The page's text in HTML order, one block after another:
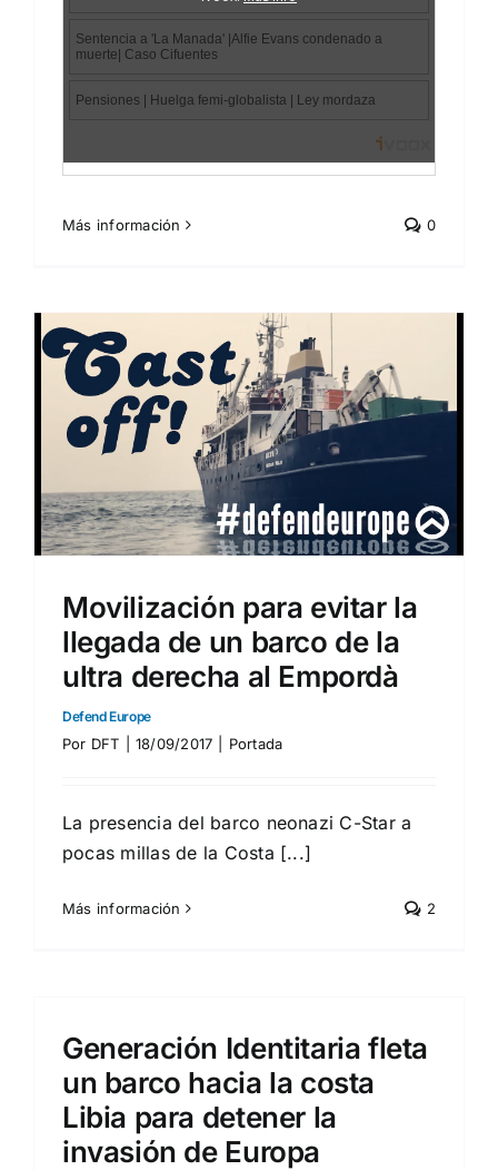
Más información 0
Movilización para evitar la
llegada de un barco de la
ultra derecha al Empordà
Defend Europe
Por DFT 18/09/2017 Portada
La presencia del barco neonazi C-Star a
pocas millas de la Costa [...]
Más información 2
Generación Identitaria fleta
un barco hacia la costa
Libia para detener la
invasión de Europa